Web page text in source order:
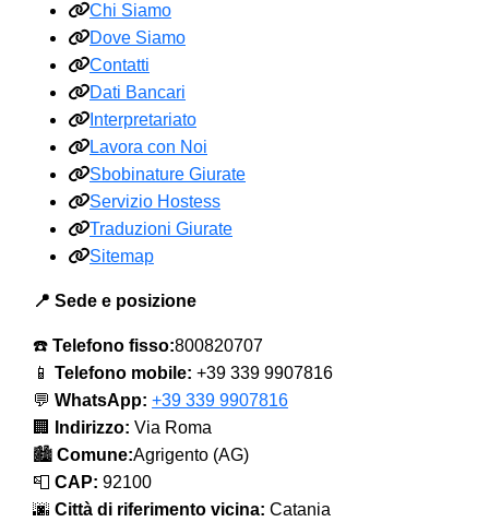
Chi Siamo
Dove Siamo
Contatti
Dati Bancari
Interpretariato
Lavora con Noi
Sbobinature Giurate
Servizio Hostess
Traduzioni Giurate
Sitemap
📍 Sede e posizione
☎️ Telefono fisso:800820707
📱 Telefono mobile: +39 339 9907816
💬 WhatsApp: +39 339 9907816
🏢
Indirizzo: Via Roma
🏙️ Comune:Agrigento (AG)
📮 CAP: 92100
🌆 Città di riferimento vicina: Catania